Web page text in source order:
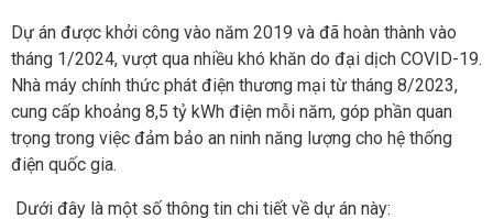
Dự án được khởi công vào năm 2019 và đã hoàn thành vào
tháng 1/2024, vượt qua nhiều khó khăn do đại dịch COVID-19.
Nhà máy chính thức phát điện thương mại từ tháng 8/2023,
cung cấp khoảng 8,5 tỷ kWh điện mỗi năm, góp phần quan
trọng trong việc đảm bảo an ninh năng lượng cho hệ thống
điện quốc gia​.
Dưới đây là một số thông tin chi tiết về dự án này: